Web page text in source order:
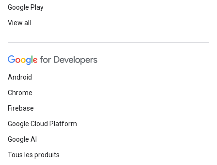
Google Play
View all
Android
Chrome
Firebase
Google Cloud Platform
Google AI
Tous les produits